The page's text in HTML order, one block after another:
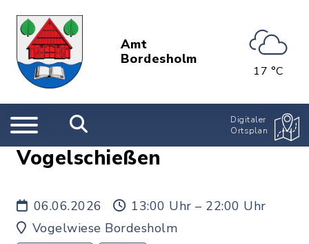
Amt
Bordesholm
17 °C
Digitaler
Ortsplan
Vogelschießen
06.06.2026
13:00 Uhr – 22:00 Uhr
Vogelwiese Bordesholm